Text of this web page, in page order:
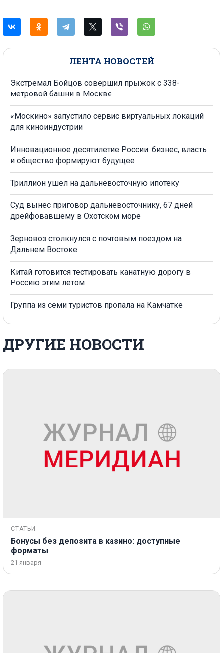
ЛЕНТА НОВОСТЕЙ
Экстремал Бойцов совершил прыжок с 338-
метровой башни в Москве
«Москино» запустило сервис виртуальных локаций
для киноиндустрии
Инновационное десятилетие России: бизнес, власть
и общество формируют будущее
Триллион ушел на дальневосточную ипотеку
Суд вынес приговор дальневосточнику, 67 дней
дрейфовавшему в Охотском море
Зерновоз столкнулся с почтовым поездом на
Дальнем Востоке
Китай готовится тестировать канатную дорогу в
Россию этим летом
Группа из семи туристов пропала на Камчатке
ДРУГИЕ НОВОСТИ
СТАТЬИ
Бонусы без депозита в казино: доступные
форматы
21 января